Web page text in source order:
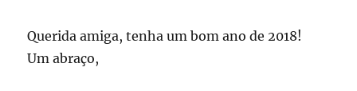
Querida amiga, tenha um bom ano de 2018!
Um abraço,